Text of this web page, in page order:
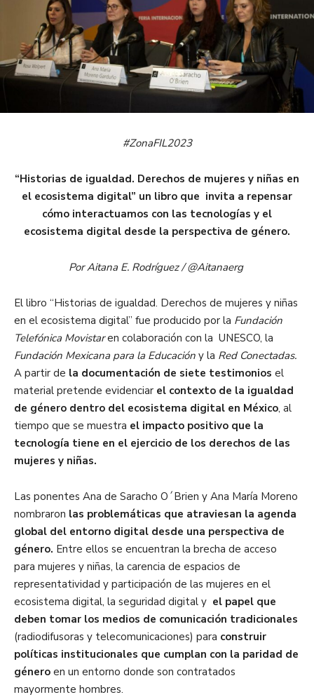
#ZonaFIL2023
“Historias de igualdad. Derechos de mujeres y niñas en
el ecosistema digital” un libro que invita a repensar
cómo interactuamos con las tecnologías y el
ecosistema digital desde la perspectiva de género.
Por Aitana E. Rodríguez / @Aitanaerg
El libro “Historias de igualdad. Derechos de mujeres y niñas
en el ecosistema digital” fue producido por la Fundación
Telefónica Movistaren colaboración con la UNESCO, la
Fundación Mexicana para la Educación y la Red Conectadas.
A partir de la documentación de siete testimonios el
material pretende evidenciar el contexto de la igualdad
de género dentro del ecosistema digital en México, al
tiempo que se muestra el impacto positivo que la
tecnología tiene en el ejercicio de los derechos de las
mujeres y niñas.
Las ponentes Ana de Saracho O´Brien y Ana María Moreno
nombraron las problemáticas que atraviesan la agenda
global del entorno digital desde una perspectiva de
género. Entre ellos se encuentran la brecha de acceso
para mujeres y niñas, la carencia de espacios de
representatividad y participación de las mujeres en el
ecosistema digital, la seguridad digital y el papel que
deben tomar los medios de comunicación tradicionales
(radiodifusoras y telecomunicaciones) para construir
políticas institucionales que cumplan con la paridad de
género en un entorno donde son contratados
mayormente hombres.